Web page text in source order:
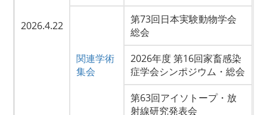
2026.4.22
関連学術
集会
第73回日本実験動物学会
総会
2026年度 第16回家畜感染
症学会シンポジウム・総会
第63回アイソトープ・放
射線研究発表会